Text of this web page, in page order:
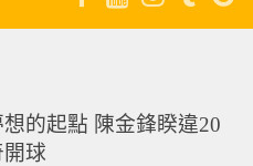
的起點 陳金鋒睽違20
球